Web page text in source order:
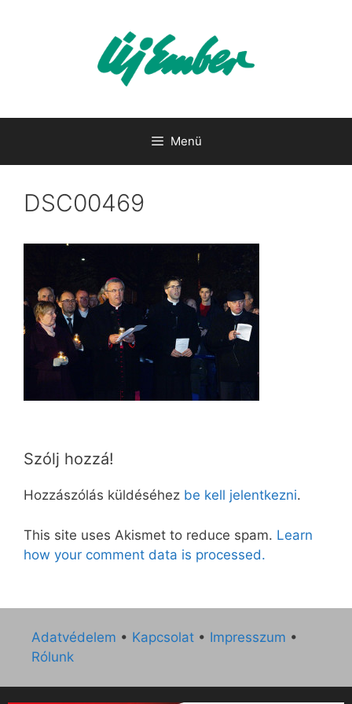
Menü
DSC00469
Szólj hozzá!
Hozzászólás küldéséhez be kell jelentkezni.
This site uses Akismet to reduce spam. Learn
how your comment data is processed.
Adatvédelem • Kapcsolat • Impresszum •
Rólunk